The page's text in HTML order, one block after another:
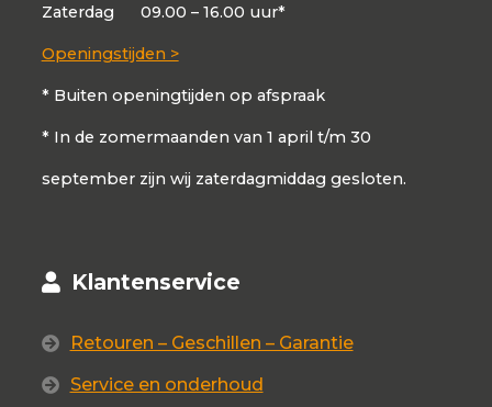
Zaterdag 09.00 – 16.00 uur*
Openingstijden >
* Buiten openingtijden op afspraak
* In de zomermaanden van 1 april t/m 30
september zijn wij zaterdagmiddag gesloten.
Klantenservice
Retouren – Geschillen – Garantie
Service en onderhoud